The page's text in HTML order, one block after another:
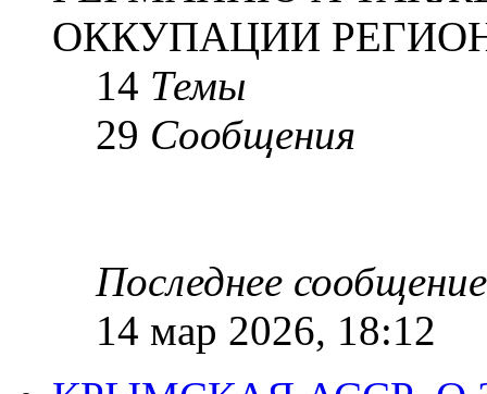
ОККУПАЦИИ
14 Темы
29 Сообщения
Последнее сообщение
14 мар 2026, 18:12